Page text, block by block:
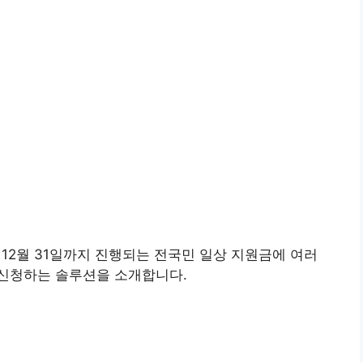
월 31일까지 진행되는 전국민 일상 지원금에 여러
청하는 솔루션을 소개합니다.